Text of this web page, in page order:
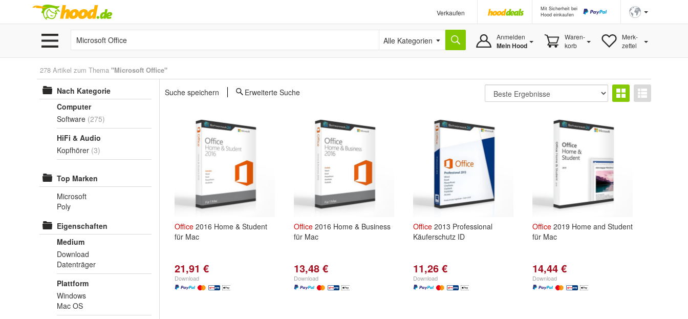
Verkaufen
Mit Sicherheit bei
Hood einkaufen
Alle Kategorien Anmelden
Mein Hood
Waren-
korb
Merk-
zettel
278 Artikel zum Thema "Microsoft Office"
Nach Kategorie
Computer
Software (275)
HiFi & Audio
Kopfhörer (3)
Top Marken
Microsoft
Poly
Eigenschaften
Medium
Download
Datenträger
Plattform
Windows
Mac OS
Suche speichern Erweiterte Suche
Office 2016 Home & Student
für Mac
21,91 €
Download
Office 2016 Home & Business
für Mac
13,48 €
Download
Office 2013 Professional
Käuferschutz ID
11,26 €
Download
Office 2019 Home and Student
für Mac
14,44 €
Download